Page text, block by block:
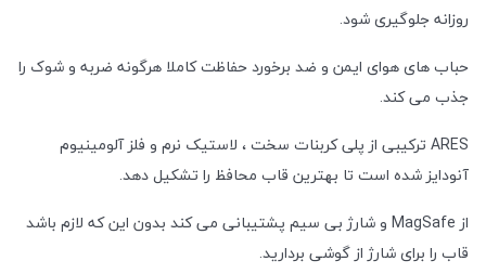
روزانه جلوگیری شود.
حباب های هوای ایمن و ضد برخورد حفاظت کاملا هرگونه ضربه و شوک را
جذب می کند.
ARES ترکیبی از پلی کربنات سخت ، لاستیک نرم و فلز آلومینیوم
آنودایز شده است تا بهترین قاب محافظ را تشکیل دهد.
از MagSafe و شارژ بی سیم پشتیبانی می کند بدون این که لازم باشد
قاب را برای شارژ از گوشی بردارید.